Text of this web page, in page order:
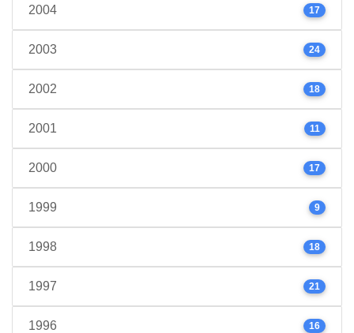
2004 17
2003 24
2002 18
2001 11
2000 17
1999 9
1998 18
1997 21
1996 16